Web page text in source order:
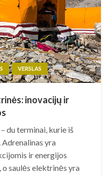
VERSLAS
inovacijų ir
du terminai, kurie iš
yra
ir energijos
saulės elektrinės yra